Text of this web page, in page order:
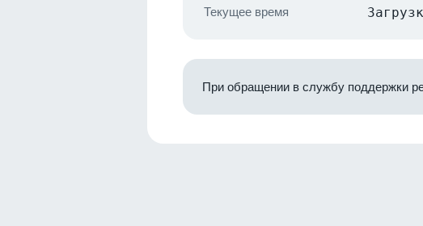
Текущее время
При обращении в службу поддержки